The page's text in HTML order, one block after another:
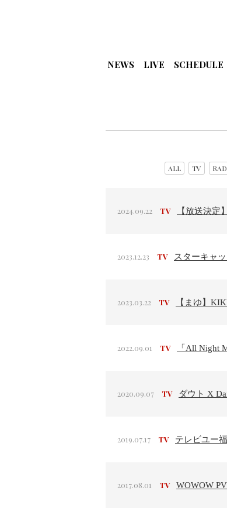
NEWS LIVE SCHEDULE
ALL TV
2024.09.22 TV 【放送決定
2023.12.23 TV スターキャ
2023.03.22 TV 【まゆ】
2022.09.01 TV 「All Night
2020.09.07 TV ダウト X
2019.07.17 TV テレビユー
2017.08.01 TV WOWOW